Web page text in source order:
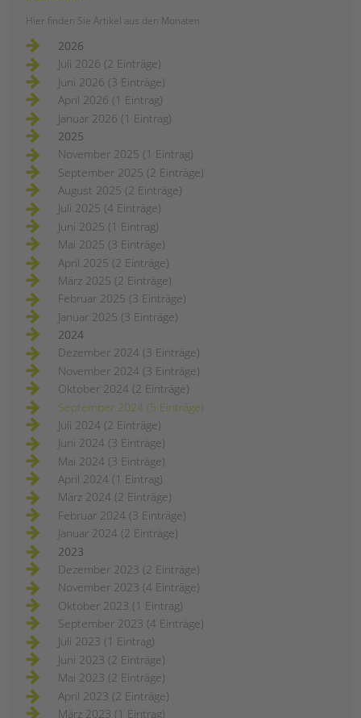
Hier finden Sie Artikel aus den Monaten
2026
Juli 2026 (2 Einträge)
Juni 2026 (3 Einträge)
April 2026 (1 Eintrag)
Januar 2026 (1 Eintrag)
2025
November 2025 (1 Eintrag)
September 2025 (2 Einträge)
August 2025 (2 Einträge)
Juli 2025 (4 Einträge)
Juni 2025 (1 Eintrag)
Mai 2025 (3 Einträge)
April 2025 (2 Einträge)
März 2025 (2 Einträge)
Februar 2025 (3 Einträge)
Januar 2025 (3 Einträge)
2024
Dezember 2024 (3 Einträge)
November 2024 (3 Einträge)
Oktober 2024 (2 Einträge)
September 2024 (5 Einträge)
Juli 2024 (2 Einträge)
Juni 2024 (3 Einträge)
Mai 2024 (3 Einträge)
April 2024 (1 Eintrag)
März 2024 (2 Einträge)
Februar 2024 (3 Einträge)
Januar 2024 (2 Einträge)
2023
Dezember 2023 (2 Einträge)
November 2023 (4 Einträge)
Oktober 2023 (1 Eintrag)
September 2023 (4 Einträge)
Juli 2023 (1 Eintrag)
Juni 2023 (2 Einträge)
Mai 2023 (2 Einträge)
April 2023 (2 Einträge)
März 2023 (1 Eintrag)